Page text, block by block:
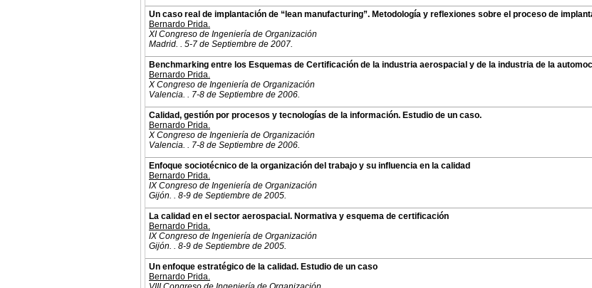
Un caso real de implantación de “lean manufacturing”. Metodología y reflexiones sobre el proceso de
Bernardo Prida.
XI Congreso de Ingeniería de Organización
Madrid. . 5-7 de Septiembre de 2007.
Benchmarking entre los Esquemas de Certificación de la industria aerospacial y de la industria de la
Bernardo Prida.
X Congreso de Ingeniería de Organización
Valencia. . 7-8 de Septiembre de 2006.
Calidad, gestión por procesos y tecnologías de la información. Estudio de un caso.
Bernardo Prida.
X Congreso de Ingeniería de Organización
Valencia. . 7-8 de Septiembre de 2006.
Enfoque sociotécnico de la organización del trabajo y su influencia en la calidad
Bernardo Prida.
IX Congreso de Ingeniería de Organización
Gijón. . 8-9 de Septiembre de 2005.
La calidad en el sector aerospacial. Normativa y esquema de certificación
Bernardo Prida.
IX Congreso de Ingeniería de Organización
Gijón. . 8-9 de Septiembre de 2005.
Un enfoque estratégico de la calidad. Estudio de un caso
Bernardo Prida.